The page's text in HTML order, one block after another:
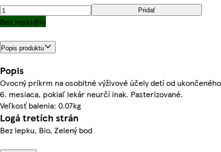
Pridať
Bez lepkuBio
Popis produktu
Popis
Ovocný príkrm na osobitné výživové účely detí od ukončeného
6. mesiaca, pokiaľ lekár neurčí inak. Pasterizované.
Veľkosť balenia: 0.07kg
Logá tretích strán
Bez lepku, Bio, Zelený bod